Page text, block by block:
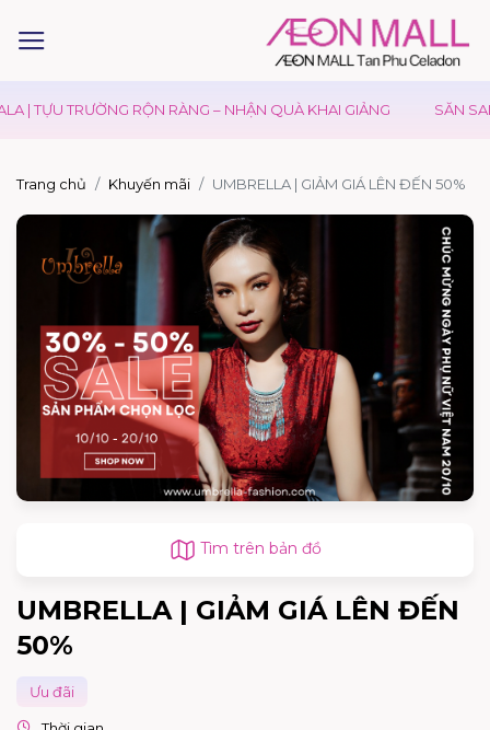
| TỰU TRƯỜNG RỘN RÀNG – NHẬN QUÀ KHAI GIẢNG SĂN
Trang chủ Khuyến mãi UMBRELLA | GIẢM GIÁ LÊN ĐẾN 50%
Tìm trên bản đồ
UMBRELLA | GIẢM GIÁ LÊN ĐẾN
50%
Ưu đãi